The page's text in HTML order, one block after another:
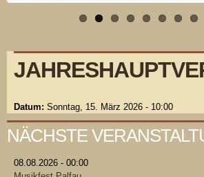
Datum: Sonntag, 15. März 2026 - 10:00
NÄCHSTE
08.08.2026 - 00:00